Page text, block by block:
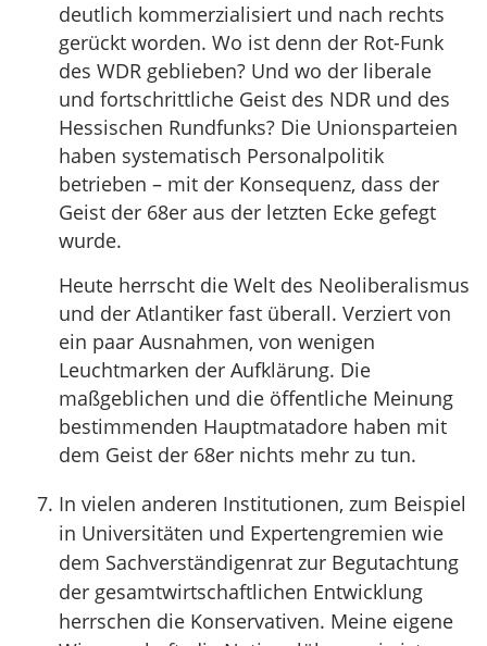
deutlich kommerzialisiert und nach rechts
gerückt worden. Wo ist denn der Rot-Funk
des WDR geblieben? Und wo der liberale
und fortschrittliche Geist des NDR und des
Hessischen Rundfunks? Die Unionsparteien
haben systematisch Personalpolitik
betrieben – mit der Konsequenz, dass der
Geist der 68er aus der letzten Ecke gefegt
wurde.
Heute herrscht die Welt des Neoliberalismus
und der Atlantiker fast überall. Verziert von
ein paar Ausnahmen, von wenigen
Leuchtmarken der Aufklärung. Die
maßgeblichen und die öffentliche Meinung
bestimmenden Hauptmatadore haben mit
dem Geist der 68er nichts mehr zu tun.
In vielen anderen Institutionen, zum Beispiel
in Universitäten und Expertengremien wie
dem Sachverständigenrat zur Begutachtung
der gesamtwirtschaftlichen Entwicklung
herrschen die Konservativen. Meine eigene